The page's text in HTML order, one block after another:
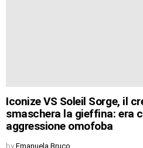
Iconize VS Soleil Sorge, il
smaschera la gieffina: era
aggressione omofoba
by Emanuela Bruco